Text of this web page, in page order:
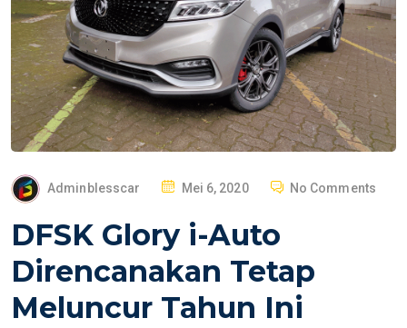
Adminblesscar
P
S
E
D
Mei 6, 2020 No Comments
DFSK Glory i-Auto
Direncanakan Tetap
Meluncur Tahun Ini